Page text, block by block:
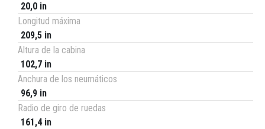
20,0 in
Longitud máxima
209,5 in
Altura de la cabina
102,7 in
Anchura de los neumáticos
96,9 in
Radio de giro de ruedas
161,4 in